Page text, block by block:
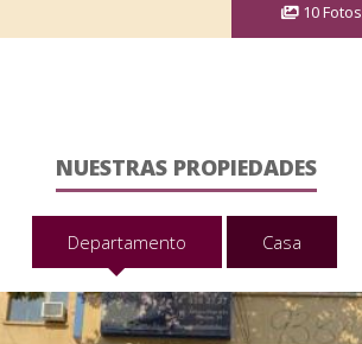
10Fotos
NUESTRAS PROPIEDADES
Departamento Casa